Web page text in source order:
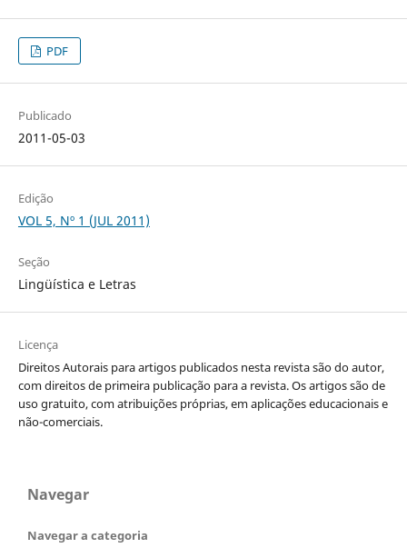
PDF
Publicado
2011-05-03
Edição
VOL 5, Nº 1 (JUL 2011)
Seção
Lingüística e Letras
Licença
Direitos Autorais para artigos publicados nesta revista são do autor,
com direitos de primeira publicação para a revista. Os artigos são de
uso gratuito, com atribuições próprias, em aplicações educacionais e
não-comerciais.
Navegar
Navegar a categoria